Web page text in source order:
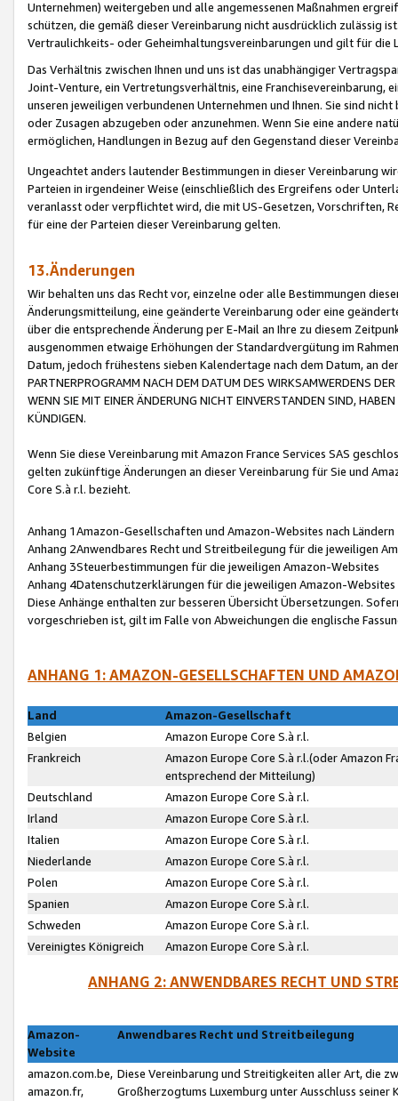
Unternehmen) weitergeben und alle angemessenen Maßnahmen
schützen, die gemäß dieser Vereinbarung nicht ausdrücklich zulässig
Vertraulichkeits- oder Geheimhaltungsvereinbarungen und gilt für die
Das Verhältnis zwischen Ihnen und uns ist das unabhängiger
Joint-Venture, ein Vertretungsverhältnis, eine Franchisevereinbarung,
unseren jeweiligen verbundenen Unternehmen und Ihnen. Sie sind
oder Zusagen abzugeben oder anzunehmen. Wenn Sie eine andere
ermöglichen, Handlungen in Bezug auf den Gegenstand dieser
Ungeachtet anders lautender Bestimmungen in dieser Vereinbarung
Parteien in irgendeiner Weise (einschließlich des Ergreifens oder
veranlasst oder verpflichtet wird, die mit US-Gesetzen, Vorschriften,
für eine der Parteien dieser Vereinbarung gelten.
13.Änderungen
Wir behalten uns das Recht vor, einzelne oder alle Bestimmungen
Änderungsmitteilung, eine geänderte Vereinbarung oder eine
über die entsprechende Änderung per E-Mail an Ihre zu diesem
ausgenommen etwaige Erhöhungen der Standardvergütung im
Datum, jedoch frühestens sieben Kalendertage nach dem Datum, an
PARTNERPROGRAMM NACH DEM DATUM DES WIRKSAMWERDENS
WENN SIE MIT EINER ÄNDERUNG NICHT EINVERSTANDEN SIND,
KÜNDIGEN.
Wenn Sie diese Vereinbarung mit Amazon France Services SAS
gelten zukünftige Änderungen an dieser Vereinbarung für Sie und
Core S.à r.l. bezieht.
Anhang 1Amazon-Gesellschaften und Amazon-Websites nach Ländern
Anhang 2Anwendbares Recht und Streitbeilegung für die jeweiligen
Anhang 3Steuerbestimmungen für die jeweiligen Amazon-Websites
Anhang 4Datenschutzerklärungen für die jeweiligen Amazon-Websites
Diese Anhänge enthalten zur besseren Übersicht Übersetzungen.
vorgeschrieben ist, gilt im Falle von Abweichungen die englische
ANHANG 1: AMAZON-GESELLSCHAFTEN UND
Land
Amazon-Gesellschaft
Belgien
Amazon Europe Core S.à r.l.
Frankreich
Amazon Europe Core S.à r.l.(oder Amazon
entsprechend der Mitteilung)
Deutschland
Amazon Europe Core S.à r.l.
Irland
Amazon Europe Core S.à r.l.
Italien
Amazon Europe Core S.à r.l.
Niederlande
Amazon Europe Core S.à r.l.
Polen
Amazon Europe Core S.à r.l.
Spanien
Amazon Europe Core S.à r.l.
Schweden
Amazon Europe Core S.à r.l.
Vereinigtes Königreich
Amazon Europe Core S.à r.l.
ANHANG 2: ANWENDBARES RECHT UND
Amazon-
Website
Anwendbares Recht und Streitbeilegung
amazon.com.be,
amazon.fr,
Diese Vereinbarung und Streitigkeiten aller Art, die
Großherzogtums Luxemburg unter Ausschluss